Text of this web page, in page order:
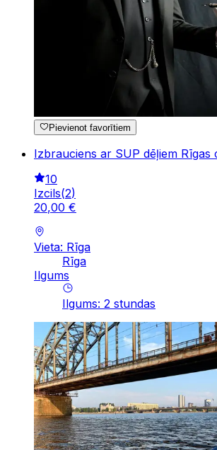
Pievienot favorītiem
Izbrauciens ar SUP dēļiem Rīgas
10
Izcils(2)
20,00 €
Vieta: Rīga
Rīga
Ilgums
Ilgums: 2 stundas